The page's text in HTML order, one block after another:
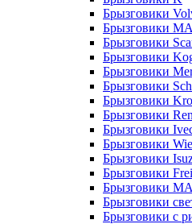
Брызговики
Брызговики
Брызговики
Брызговики
Брызговики
Брызговики
Брызговики
Брызговики
Брызговики
Брызговики
Брызговики
Брызговики
Брызговики
Брызговики
Брызговики с